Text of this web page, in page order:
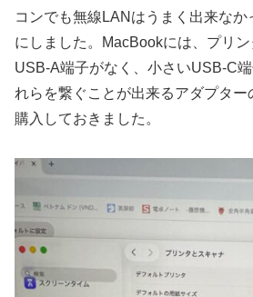
コンでも無線LANはうまく出来な
にしました。MacBookには、プリ
USB-A端子がなく、小さいUSB-C
れらを繋ぐことが出来るアダプター
購入しておきました。